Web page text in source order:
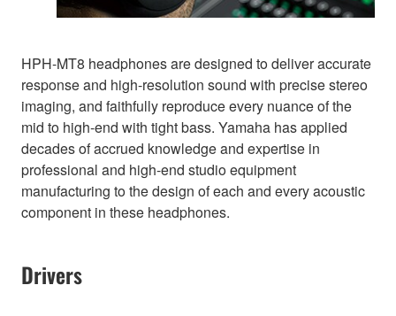
HPH-MT8 headphones are designed to deliver accurate
response and high-resolution sound with precise stereo
imaging, and faithfully reproduce every nuance of the
mid to high-end with tight bass. Yamaha has applied
decades of accrued knowledge and expertise in
professional and high-end studio equipment
manufacturing to the design of each and every acoustic
component in these headphones.
Drivers